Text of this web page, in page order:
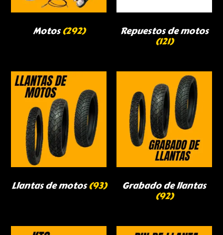
Motos(292) Repuestos de motos
(121)
Llantas de motos(93) Grabado de llantas
(92)